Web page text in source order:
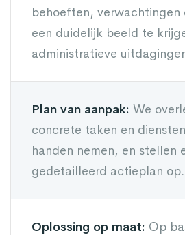
behoeften, verwachtingen
een duidelijk beeld te
administratieve
Plan van aanpak: We
concrete taken en
handen nemen, en stellen
gedetailleerd actieplan op.
Oplossing op maat: Op